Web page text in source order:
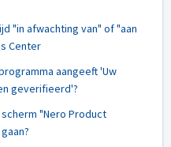
"in afwachting van" of "aan
Center
aangeeft 'Uw
geverifieerd'?
"Nero Product